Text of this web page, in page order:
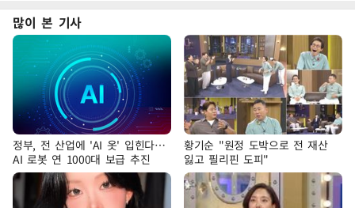
많이 본 기사
정부, 전 산업에 'AI 옷' 입힌다…
AI 로봇 연 1000대 보급 추진
황기순 "원정 도박으로 전 재산
잃고 필리핀 도피"